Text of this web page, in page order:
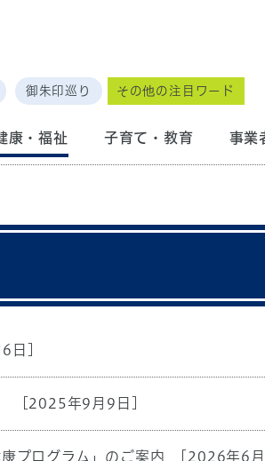
御朱印巡り その他の注目ワード
康・福祉 子育て・教育 事業
日]
[2025年9月9日]
プログラム」のご案内 [2026年6